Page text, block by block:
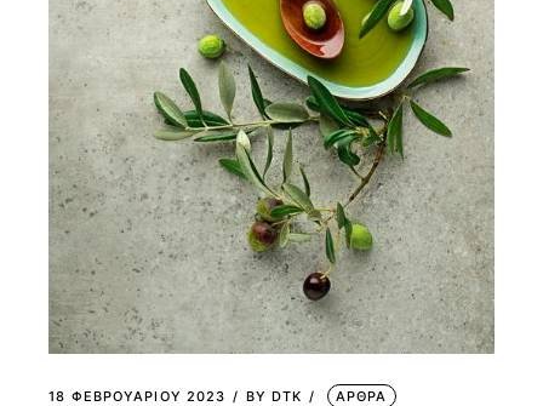
18 ΦΕΒΡΟΥΑΡΊΟΥ 2023 BY DTK ΑΡΘΡΑ